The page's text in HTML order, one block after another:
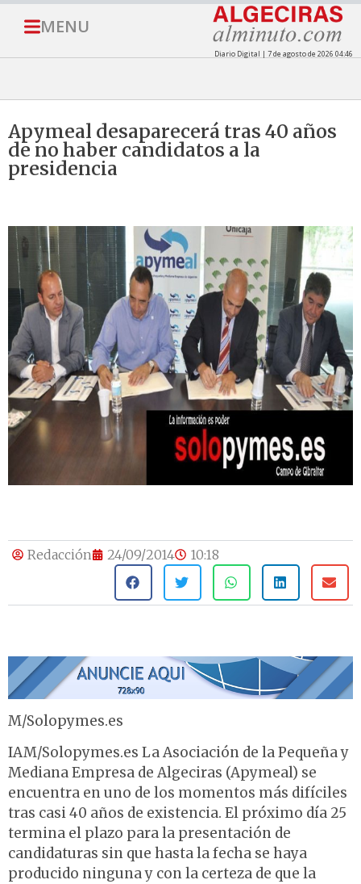
MENU
Diario Digital | 7 de agosto de 2026 04:46
Apymeal desaparecerá tras 40 años
de no haber candidatos a la
presidencia
Redacción 24/09/2014 10:18
M/Solopymes.es
IAM/Solopymes.es La Asociación de la Pequeña y
Mediana Empresa de Algeciras (Apymeal) se
encuentra en uno de los momentos más difíciles
tras casi 40 años de existencia. El próximo día 25
termina el plazo para la presentación de
candidaturas sin que hasta la fecha se haya
producido ninguna y con la certeza de que la